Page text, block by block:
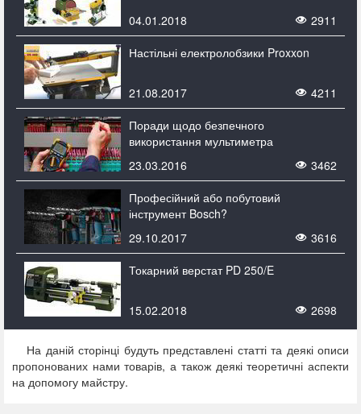
04.01.2018
2911
Настільні електролобзики Proxxon
21.08.2017
4211
Поради щодо безпечного
використання мультиметра
23.03.2016
3462
Професійний або побутовий
інструмент Bosch?
29.10.2017
3616
Токарний верстат PD 250/E
15.02.2018 2698
На даній сторінці будуть представлені статті та деякі описи
пропонованих нами товарів, а також деякі теоретичні аспекти
на допомогу майстру.